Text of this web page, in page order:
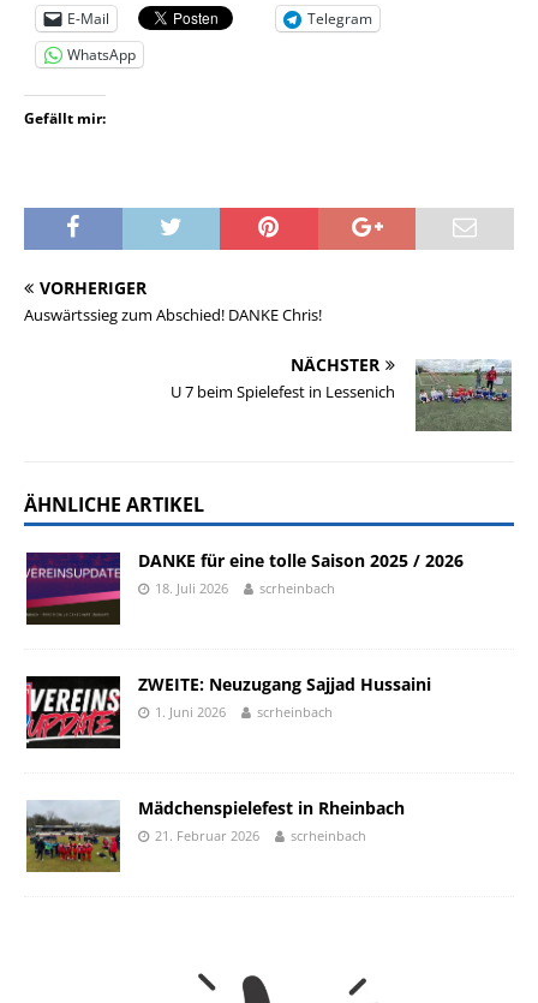
E-Mail
Telegram
WhatsApp
Gefällt mir:
VORHERIGER
Auswärtssieg zum Abschied! DANKE Chris!
NÄCHSTER
U 7 beim Spielefest in Lessenich
ÄHNLICHE ARTIKEL
DANKE für eine tolle Saison 2025 / 2026
18. Juli 2026 scrheinbach
ZWEITE: Neuzugang Sajjad Hussaini
1. Juni 2026 scrheinbach
Mädchenspielefest in Rheinbach
21. Februar 2026 scrheinbach